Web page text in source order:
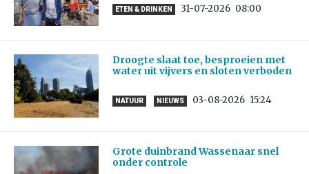
ETEN & DRINKEN 31-07-2026 08:00
Droogte slaat toe, besproeien met
water uit vijvers en sloten verboden
NATUUR NIEUWS 03-08-2026 15:24
Grote duinbrand Wassenaar snel
onder controle